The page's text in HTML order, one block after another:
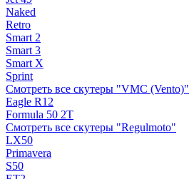
Naked
Retro
Smart 2
Smart 3
Smart X
Sprint
Смотреть все скутеры "VMC (Vento)"
Eagle R12
Formula 50 2Т
Смотреть все скутеры "Regulmoto"
LX50
Primavera
S50